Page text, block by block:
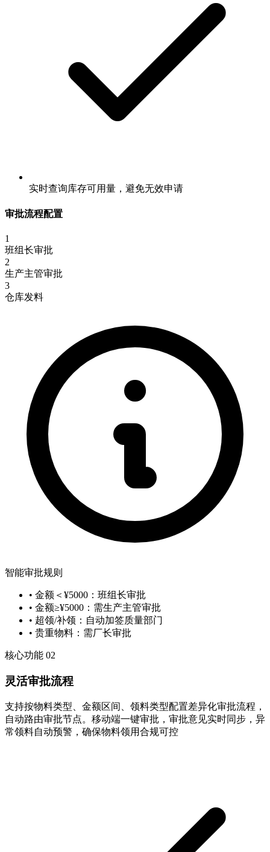
实时查询库存可用量，避免无效申请
审批流程配置
1
班组长审批
2
生产主管审批
3
仓库发料
智能审批规则
• 金额＜¥5000：班组长审批
• 金额≥¥5000：需生产主管审批
• 超领/补领：自动加签质量部门
• 贵重物料：需厂长审批
核心功能 02
灵活审批流程
支持按物料类型、金额区间、领料类型配置差异化审批流程，
自动路由审批节点。移动端一键审批，审批意见实时同步，异
常领料自动预警，确保物料领用合规可控